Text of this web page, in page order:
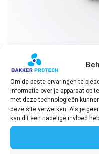
Om de beste ervaringen te
informatie over je apparaat op
met deze technologieën
deze site verwerken. Als je
kan dit een nadelige invloed
Stelbout
screw G34s G, H
€39,25 incl. BTW